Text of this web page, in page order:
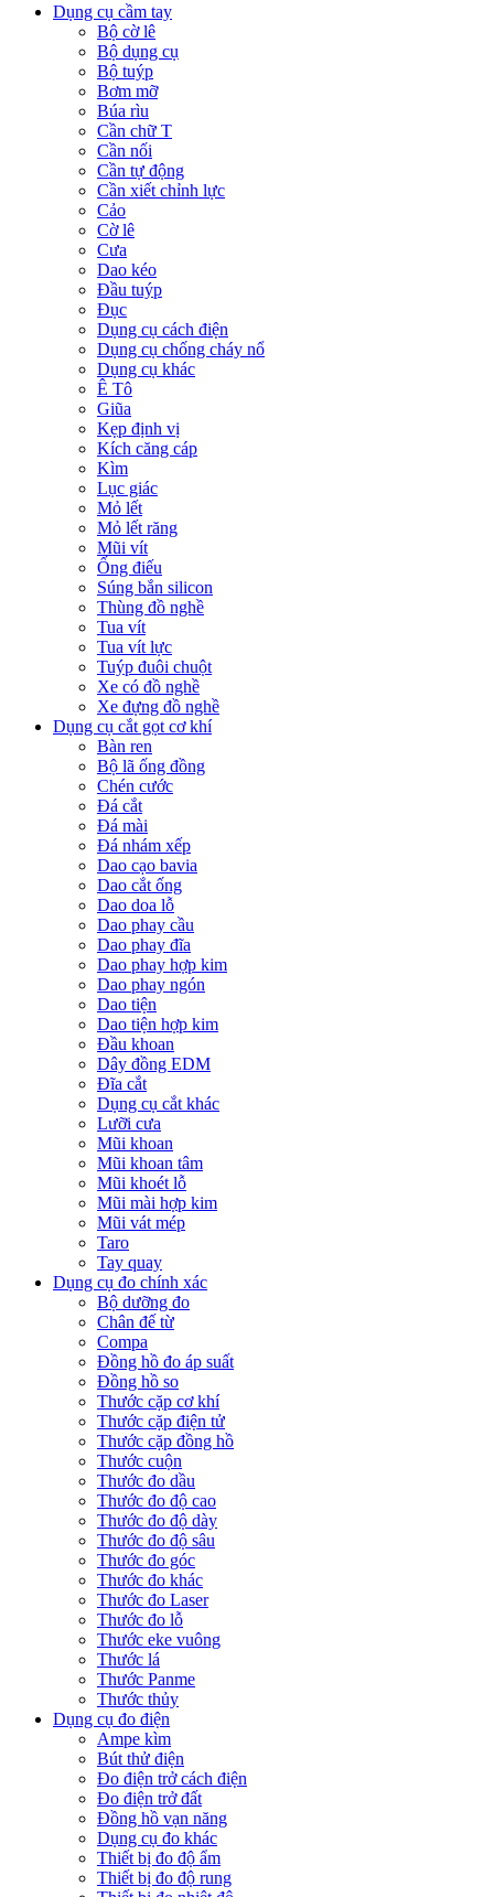
Dụng cụ cầm tay
Bộ cờ lê
Bộ dụng cụ
Bộ tuýp
Bơm mỡ
Búa rìu
Cần chữ T
Cần nối
Cần tự động
Cần xiết chỉnh lực
Cảo
Cờ lê
Cưa
Dao kéo
Đầu tuýp
Đục
Dụng cụ cách điện
Dụng cụ chống cháy nổ
Dụng cụ khác
Ê Tô
Giũa
Kẹp định vị
Kích căng cáp
Kìm
Lục giác
Mỏ lết
Mỏ lết răng
Mũi vít
Ống điếu
Súng bắn silicon
Thùng đồ nghề
Tua vít
Tua vít lực
Tuýp đuôi chuột
Xe có đồ nghề
Xe đựng đồ nghề
Dụng cụ cắt gọt cơ khí
Bàn ren
Bộ lã ống đồng
Chén cước
Đá cắt
Đá mài
Đá nhám xếp
Dao cạo bavia
Dao cắt ống
Dao doa lỗ
Dao phay cầu
Dao phay đĩa
Dao phay hợp kim
Dao phay ngón
Dao tiện
Dao tiện hợp kim
Đầu khoan
Dây đồng EDM
Đĩa cắt
Dụng cụ cắt khác
Lưỡi cưa
Mũi khoan
Mũi khoan tâm
Mũi khoét lỗ
Mũi mài hợp kim
Mũi vát mép
Taro
Tay quay
Dụng cụ đo chính xác
Bộ dưỡng đo
Chân đế từ
Compa
Đồng hồ đo áp suất
Đồng hồ so
Thước cặp cơ khí
Thước cặp điện tử
Thước cặp đồng hồ
Thước cuộn
Thước đo dầu
Thước đo độ cao
Thước đo độ dày
Thước đo độ sâu
Thước đo góc
Thước đo khác
Thước đo Laser
Thước đo lỗ
Thước eke vuông
Thước lá
Thước Panme
Thước thủy
Dụng cụ đo điện
Ampe kìm
Bút thử điện
Đo điện trở cách điện
Đo điện trở đất
Đồng hồ vạn năng
Dụng cụ đo khác
Thiết bị đo độ ẩm
Thiết bị đo độ rung